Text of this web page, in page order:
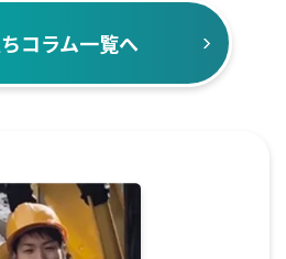
コラム一覧へ